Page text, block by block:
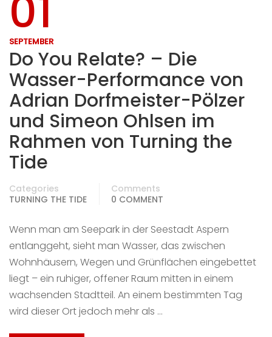
SEPTEMBER
Do You Relate? – Die
Wasser-Performance von
Adrian Dorfmeister-Pölzer
und Simeon Ohlsen im
Rahmen von Turning the
Tide
Categories
TURNING THE TIDE
Comments
0 COMMENT
Wenn man am Seepark in der Seestadt Aspern
entlanggeht, sieht man Wasser, das zwischen
Wohnhäusern, Wegen und Grünflächen eingebettet
liegt – ein ruhiger, offener Raum mitten in einem
wachsenden Stadtteil. An einem bestimmten Tag
wird dieser Ort jedoch mehr als …